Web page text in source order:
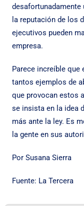
la reputación de los
ejecutivos pueden
empresa.
Parece increíble que
tantos ejemplos de
que provocan estos
se insista en la idea
más ante la ley. Es
la gente en sus
Por Susana Sierra
Fuente: La Tercera